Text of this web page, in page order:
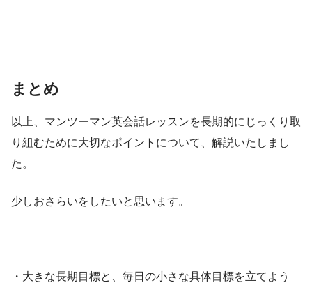
まとめ
以上、マンツーマン英会話レッスンを長期的にじっくり取
り組むために大切なポイントについて、解説いたしまし
た。
少しおさらいをしたいと思います。
・大きな長期目標と、毎日の小さな具体目標を立てよう